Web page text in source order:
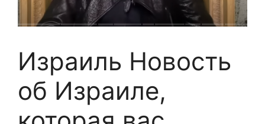
Израиль Новость
об Израиле,